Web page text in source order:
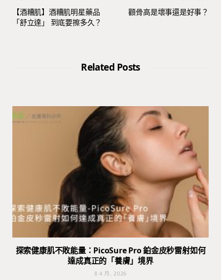
【酒糟肌】酒糟肌明星藥品
「舒立達」 到底要擦多久？
顴骨高是壞事還是好事？
Related Posts
探索健康肌不敗能量：PicoSure Pro 鉑金皮秒雷射如何
達成真正的「養膚」境界
8 4 月, 2026